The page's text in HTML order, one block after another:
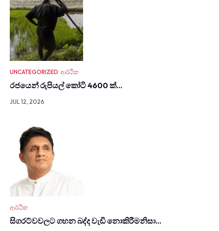
UNCATEGORIZED ආර්ථික
රජයෙන් රුපියල් කෝටි 4600 ක්…
JUL 12, 2026
ආර්ථික
සිග­රට්වවලට ගහන බද්ද වැඩි නොකි­රී­මනිසා…